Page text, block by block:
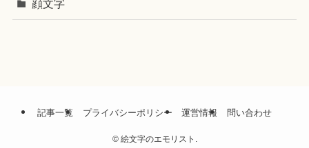
顔文字
記事一覧 プライバシーポリシー 運営情報 問い合わせ
©絵文字のエモリスト.